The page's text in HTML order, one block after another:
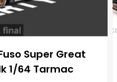
Super Great
1/64 Tarmac